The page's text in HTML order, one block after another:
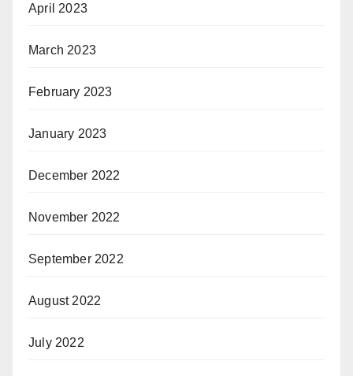
April 2023
March 2023
February 2023
January 2023
December 2022
November 2022
September 2022
August 2022
July 2022